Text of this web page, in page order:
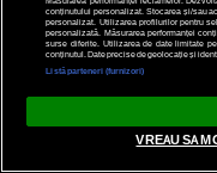
ACORD DE
CONFIDENȚIALITATE
POLITICA COOKIES
PRELUCRAREA
conținutului personalizat. Stocarea și/sau
personalizat. Utilizarea profilurilor pentru
personalizată. Măsurarea performanței
surse diferite. Utilizarea de date limitate
conținutul. Date precise de geolocație și
Listă parteneri (furnizori)
VREAU SA